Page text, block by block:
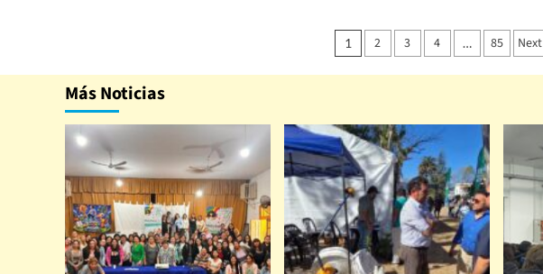
1 2 3 4 … 85 Next
Más Noticias